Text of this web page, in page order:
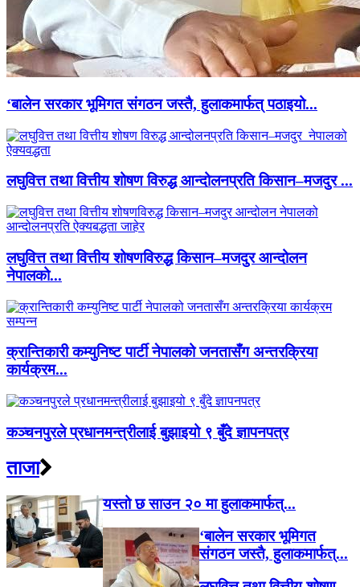
‘बालेन सरकार भूमिगत संगठन जस्तै, हुलाकमार्फत् पठाइयो...
लघुवित्त तथा वित्तीय शोषण विरुद्ध आन्दोलनप्रति किसान–मजदुर ...
लघुवित्त तथा वित्तीय शोषणविरुद्ध किसान–मजदुर आन्दोलन
नेपालको...
क्रान्तिकारी कम्युनिष्ट पार्टी नेपालको जनतासँग अन्तरक्रिया
कार्यक्रम...
कञ्चनपुरले प्रधानमन्त्रीलाई बुझाइयो ९ बुँदे ज्ञापनपत्र
ताजा
यस्तो छ साउन २० मा हुलाकमार्फत्...
‘बालेन सरकार भूमिगत
संगठन जस्तै, हुलाकमार्फत्...